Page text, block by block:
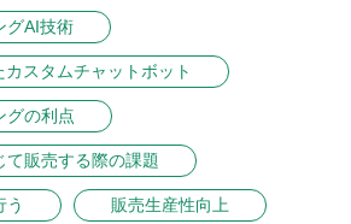
グAI技術
スタムチャットボット
グの利点
て販売する際の課題
う 販売生産性向上